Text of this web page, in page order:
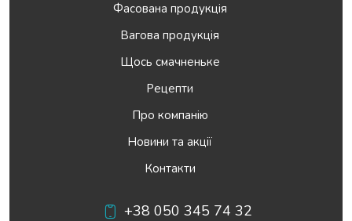
Фасована продукція
Вагова продукція
Щось смачненьке
Рецепти
Про компанію
Новини та акції
Контакти
+38 050 345 74 32